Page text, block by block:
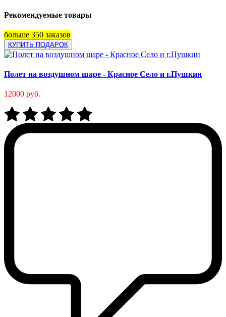
Рекомендуемые товары
больше 350 заказов
КУПИТЬ ПОДАРОК
Полет на воздушном шаре - Красное Село и г.Пушкин
12000 руб.